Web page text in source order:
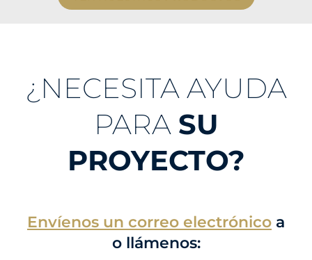
¿NECESITA AYUDA
PARA SU
PROYECTO?
Envíenos un correo electrónico a
o llámenos: